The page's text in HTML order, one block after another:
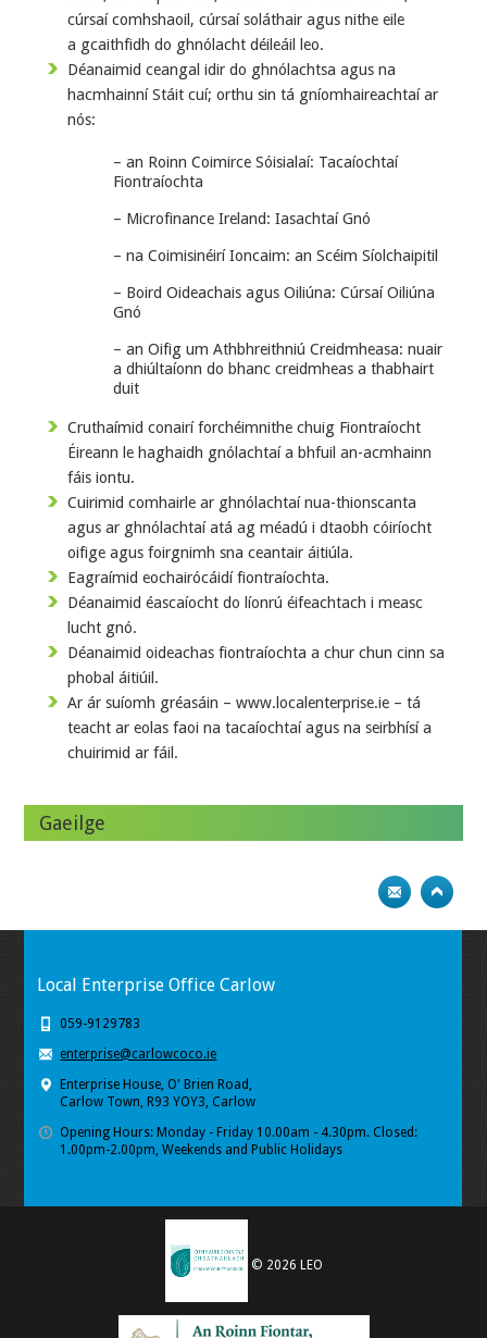
cúrsaí comhshaoil, cúrsaí soláthair agus nithe eile
a gcaithfidh do ghnólacht déileáil leo.
Déanaimid ceangal idir do ghnólachtsa agus na
hacmhainní Stáit cuí; orthu sin tá gníomhaireachtaí ar
nós:
– an Roinn Coimirce Sóisialaí: Tacaíochtaí
Fiontraíochta
– Microfinance Ireland: Iasachtaí Gnó
– na Coimisinéirí Ioncaim: an Scéim Síolchaipitil
– Boird Oideachais agus Oiliúna: Cúrsaí Oiliúna
Gnó
– an Oifig um Athbhreithniú Creidmheasa: nuair
a dhiúltaíonn do bhanc creidmheas a thabhairt
duit
Cruthaímid conairí forchéimnithe chuig Fiontraíocht
Éireann le haghaidh gnólachtaí a bhfuil an-acmhainn
fáis iontu.
Cuirimid comhairle ar ghnólachtaí nua-thionscanta
agus ar ghnólachtaí atá ag méadú i dtaobh cóiríocht
oifige agus foirgnimh sna ceantair áitiúla.
Eagraímid eochairócáidí fiontraíochta.
Déanaimid éascaíocht do líonrú éifeachtach i measc
lucht gnó.
Déanaimid oideachas fiontraíochta a chur chun cinn sa
phobal áitiúil.
Ar ár suíomh gréasáin – www.localenterprise.ie – tá
teacht ar eolas faoi na tacaíochtaí agus na seirbhísí a
chuirimid ar fáil.
Gaeilge
Local Enterprise Office Carlow
059-9129783
enterprise@carlowcoco.ie
Enterprise House, O' Brien Road,
Carlow Town, R93 YOY3, Carlow
Opening Hours: Monday - Friday 10.00am - 4.30pm. Closed:
1.00pm-2.00pm, Weekends and Public Holidays
© 2026 LEO